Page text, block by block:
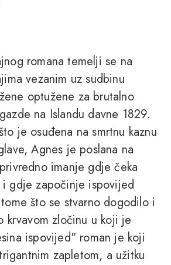
romana temelji se na
vezanim uz sudbinu
optužene za brutalno
na Islandu davne 1829.
je osuđena na smrtnu kaznu
Agnes je poslana na
imanje gdje čeka
i gdje započinje ispovijed
što se stvarno dogodilo i
krvavom zločinu u koji je
ispovijed" roman je koji
zapletom, a užitku